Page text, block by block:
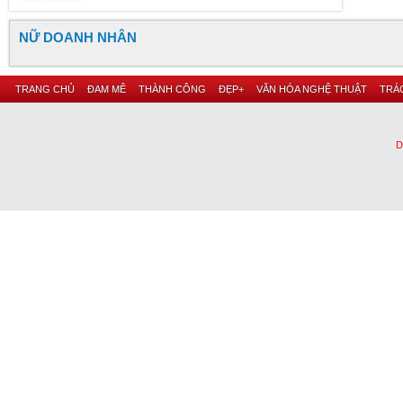
NỮ DOANH NHÂN
TRANG CHỦ ĐAM MÊ THÀNH CÔNG ĐẸP+ VĂN HÓA NGHỆ THUẬT